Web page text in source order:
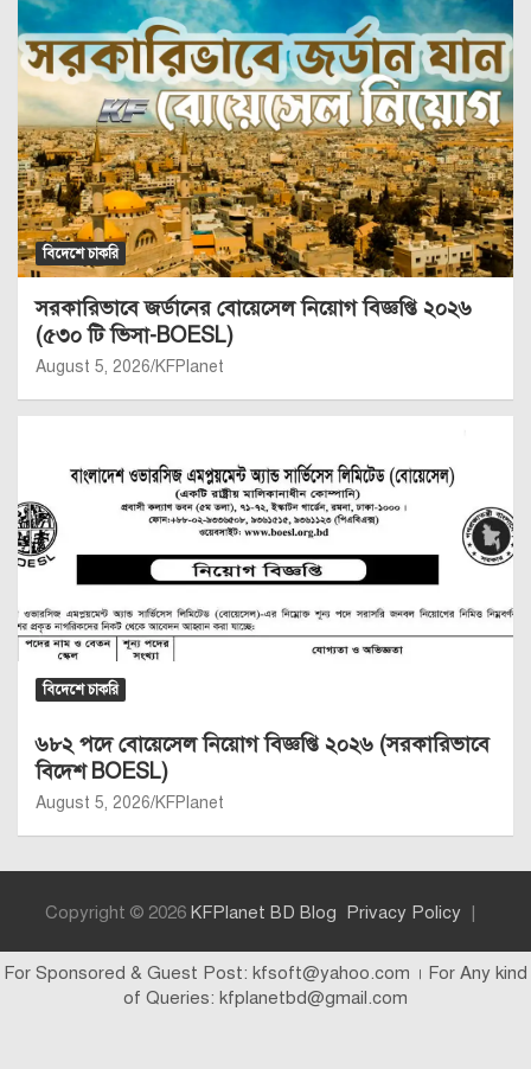
বিদেশে চাকরি
সরকারিভাবে জর্ডানের বোয়েসেল নিয়োগ বিজ্ঞপ্তি ২০২৬
(৫৩০ টি ভিসা-BOESL)
August 5, 2026 KFPlanet
বিদেশে চাকরি
৬৮২ পদে বোয়েসেল নিয়োগ বিজ্ঞপ্তি ২০২৬ (সরকারিভাবে
বিদেশ BOESL)
August 5, 2026 KFPlanet
Copyright © 2026 KFPlanet BD Blog Privacy Policy
For Sponsored & Guest Post: kfsoft@yahoo.com । For Any kind
of Queries: kfplanetbd@gmail.com